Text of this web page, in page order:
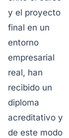
y el proyecto
final en un
entorno
empresarial
real, han
recibido un
diploma
acreditativo y
de este modo